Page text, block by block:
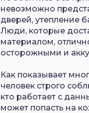
невозможно
дверей, утепление
Люди, которые
материалом,
осторожными и
Как показывает
человек строго
кто работает с
может попасть на